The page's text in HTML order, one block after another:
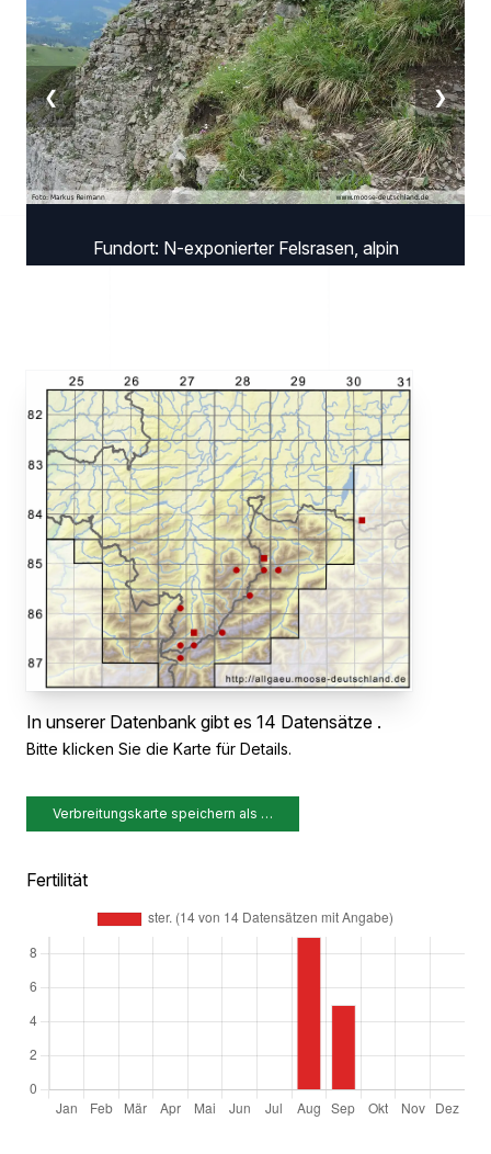
Fundort: N-exponierter Felsrasen, alpin
❮ ❯
In unserer Datenbank gibt es 14 Datensätze .
Bitte klicken Sie die Karte für Details.
Verbreitungskarte speichern als …
Fertilität